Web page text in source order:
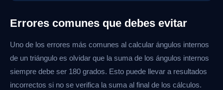
Errores comunes que debes evitar
Uno de los errores más comunes al calcular ángulos internos
de un triángulo es olvidar que la suma de los ángulos internos
siempre debe ser 180 grados. Esto puede llevar a resultados
incorrectos si no se verifica la suma al final de los cálculos.